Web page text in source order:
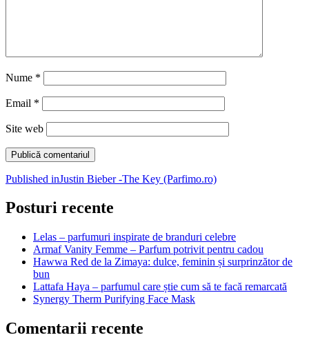
Nume *
Email *
Site web
Navigare
în
articole
Published inJustin Bieber -The Key (Parfimo.ro)
Posturi recente
Lelas – parfumuri inspirate de branduri celebre
Armaf Vanity Femme – Parfum potrivit pentru cadou
Hawwa Red de la Zimaya: dulce, feminin și surprinzător de
bun
Lattafa Haya – parfumul care știe cum să te facă remarcată
Synergy Therm Purifying Face Mask
Comentarii recente